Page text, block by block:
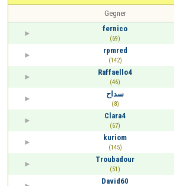
Gegner
fernico
(69)
rpmred
(142)
Raffaello4
(46)
سداح
(8)
Clara4
(67)
kuriom
(145)
Troubadour
(51)
David60